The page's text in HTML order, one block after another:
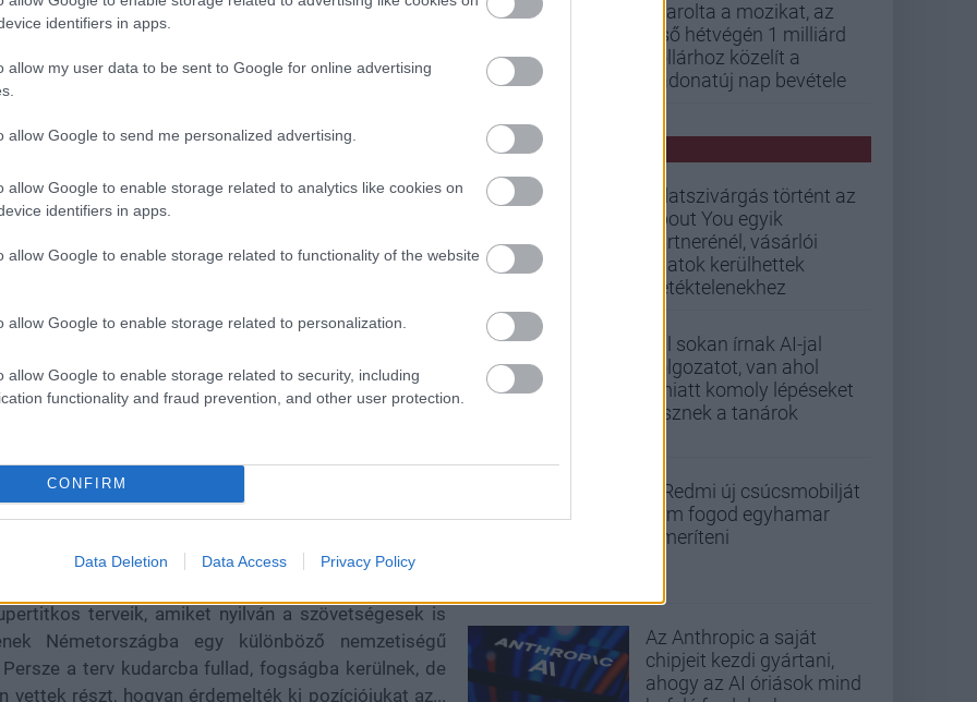
identifiers in apps.
allow my user data to be sent to Google for online advertising
allow Google to send me personalized advertising.
allow Google to enable storage related to analytics like cookies on
identifiers in apps.
allow Google to enable storage related to functionality of the website
allow Google to enable storage related to personalization.
allow Google to enable storage related to security, including
functionality and fraud prevention, and other user protection.
CONFIRM
Data Deletion Data Access Privacy Policy
amikor a németek érzik a vesztüket, közel már
terveik, amiket nyilván a szövetségesek is
Németországba egy különböző nemzetiségű
a terv kudarcba fullad, fogságba kerülnek, de
vettek részt, hogyan érdemelték ki pozíciójukat az...
letarolta a mozikat, az
első hétvégén 1 milliárd
dollárhoz közelít a
Vadonatúj nap bevétele
PCW HÍREK
Adatszivárgás történt az
About You egyik
partnerénél, vásárlói
adatok kerülhettek
illetéktelenekhez
Túl sokan írnak AI-jal
dolgozatot, van ahol
emiatt komoly lépéseket
tesznek a tanárok
A Redmi új csúcsmobilját
nem fogod egyhamar
lemeríteni
Az Anthropic a saját
chipjeit kezdi gyártani,
ahogy az AI óriások mind